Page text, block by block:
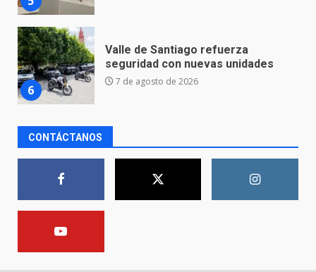
7
Los Pastores: tradición que
resiste al paso del tiempo
6 de agosto de 2026
8 de agosto de 2026
CONTÁCTANOS